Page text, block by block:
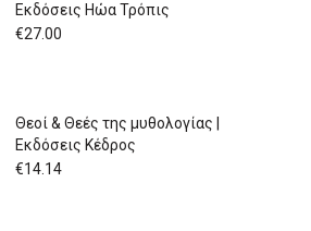
Εκδόσεις Ηώα Τρόπις
€27.00
Θεοί & Θεές της μυθολογίας |
Εκδόσεις Κέδρος
€14.14